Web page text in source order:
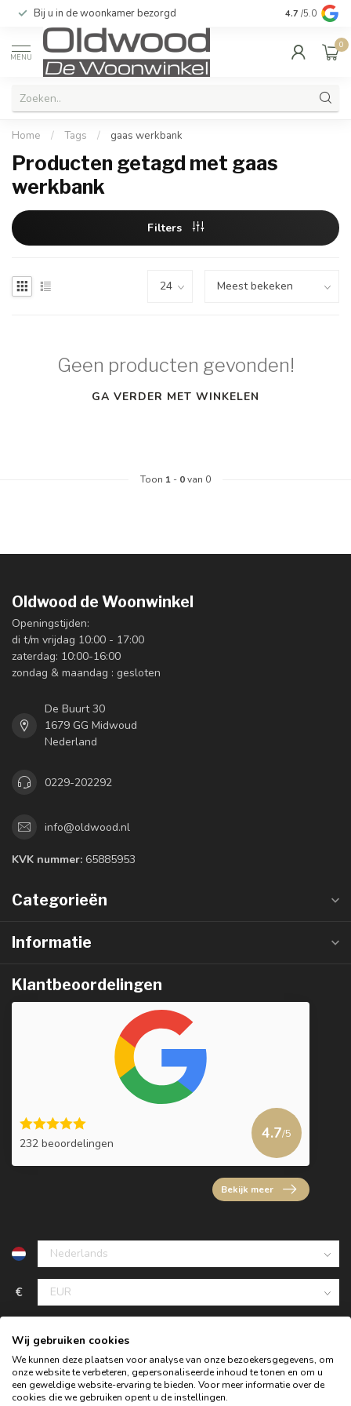
Bij u in de woonkamer bezorgd Kwaliteit &
4.7 /5.0
MENU
0
Home / Tags / gaas werkbank
Producten getagd met gaas
werkbank
Filters
Geen producten gevonden!
GA VERDER MET WINKELEN
Toon 1 - 0van 0
Oldwood de Woonwinkel
Openingstijden:
di t/m vrijdag 10:00 - 17:00
zaterdag: 10:00-16:00
zondag & maandag : gesloten
De Buurt 30
1679 GG Midwoud
Nederland
0229-202292
info@oldwood.nl
KVK nummer: 65885953
Categorieën
Informatie
Klantbeoordelingen
232 beoordelingen
4.7/5
Bekijk meer
€
Wij gebruiken cookies
We kunnen deze plaatsen voor analyse van onze bezoekersgegevens, om
onze website te verbeteren, gepersonaliseerde inhoud te tonen en om u
een geweldige website-ervaring te bieden. Voor meer informatie over de
cookies die we gebruiken opent u de instellingen.